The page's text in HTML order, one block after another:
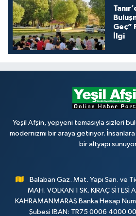
Geç”
İlgi
Yeşil Afşin, yepyeni temasıyla sizleri
modernizmi bir araya getiriyor.
bir altyapı
Balaban Gaz. Mat. Yapı San. ve
MAH. VOLKAN 1 SK. KIRAÇ SİTESİ
KAHRAMANMARAŞ Banka Hesap
Şubesi IBAN: TR75 0006 4000